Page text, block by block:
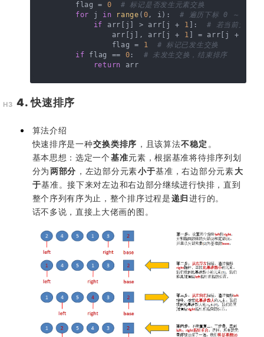
        flag =
0
# 标记是否发生元素交换
for j in range ( 0, i): # 遍历下标 0 ～ i -
if arr[j] > arr[j + 1 ]: # 若当前元素大
                arr[j], arr[j +
1 ] = arr[j +
                flag =
1
# 标记已发生交换
if flag == 0 : # 未发生交换，结束排序
return
4. 快速排序
算法介绍
快速排序是一种交换类排序 ，且该算法不稳定 。
基本思想：选定一个基准元素，根据基准将待排序列划
分为两部分 ，左边部分元素小于基准，右边部分元素大
于基准。接下来对左边和右边部分继续进行快排，直到
整个序列有序为止，整个排序过程是递归进行的。
话不多说，直接上大佬画的图。